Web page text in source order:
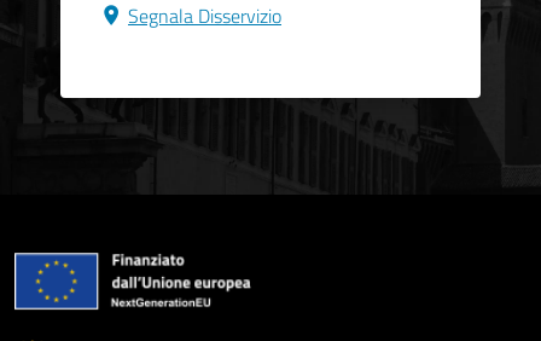
Segnala Disservizio